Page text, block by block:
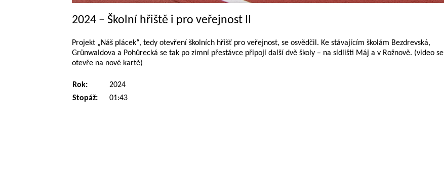
2024 – Školní hřiště i pro veřejnost II
Projekt „Náš plácek“, tedy otevření školních hřišť pro veřejnost, se osvědčil. Ke stávajícím školám Bezdrevská,
Grünwaldova a Pohůrecká se tak po zimní přestávce připojí další dvě školy – na sídlišti Máj a v Rožnově. (video se
otevře na nové kartě)
Rok:
2024
Stopáž:
01:43